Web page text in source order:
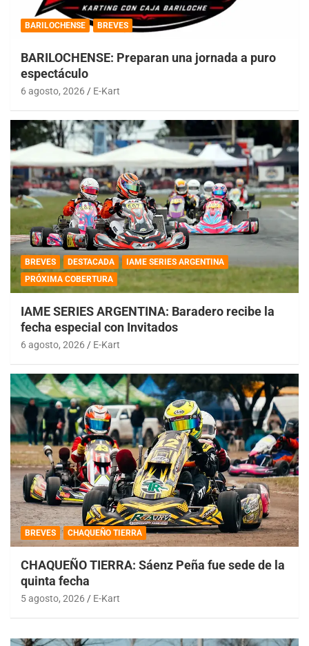
BARILOCHENSE BREVES
BARILOCHENSE: Preparan una jornada a puro
espectáculo
6 agosto, 2026 E-Kart
BREVES DESTACADA
IAME SERIES ARGENTINA
PRÓXIMA COBERTURA
IAME SERIES ARGENTINA: Baradero recibe la
fecha especial con Invitados
6 agosto, 2026 E-Kart
BREVES CHAQUEÑO TIERRA
CHAQUEÑO TIERRA: Sáenz Peña fue sede de la
quinta fecha
5 agosto, 2026 E-Kart